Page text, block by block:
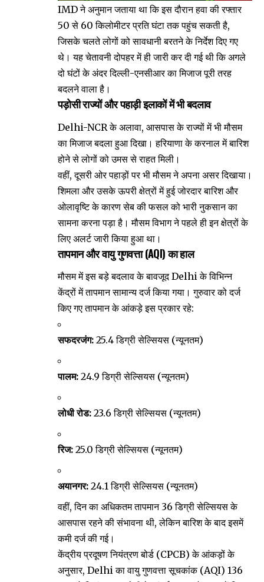
IMD ने अनुमान जताया था कि इस दौरान हवा की रफ्तार
50 से 60 किलोमीटर प्रति घंटा तक पहुंच सकती है,
जिसके चलते लोगों को सावधानी बरतने के निर्देश दिए गए
थे। यह चेतावनी दोपहर में ही जारी कर दी गई थी कि अगले
दो घंटों के अंदर दिल्ली-एनसीआर का मिजाज पूरी तरह
बदलने वाला है।
पड़ोसी राज्यों और पहाड़ी इलाकों में भी बदलाव
Delhi-NCR के अलावा, आसपास के राज्यों में भी मौसम
का मिजाज बदला हुआ दिखा। हरियाणा के करनाल में बारिश
होने से लोगों को उमस से राहत मिली।
वहीं, दूसरी ओर पहाड़ों पर भी मौसम ने अपना असर दिखाया।
शिमला और उसके ऊपरी क्षेत्रों में हुई जोरदार बारिश और
ओलावृष्टि के कारण सेब की फसल को भारी नुकसान का
सामना करना पड़ा है। मौसम विभाग ने पहले ही इन क्षेत्रों के
लिए अलर्ट जारी किया हुआ था।
तापमान और वायु गुणवत्ता (AQI) का हाल
मौसम में इस बड़े बदलाव के बावजूद Delhi के विभिन्न
केंद्रों में तापमान सामान्य दर्ज किया गया। गुरुवार को दर्ज
किए गए तापमान के आंकड़े इस प्रकार रहे:
सफदरजंग: 25.4 डिग्री सेल्सियस (न्यूनतम)
पालम: 24.9 डिग्री सेल्सियस (न्यूनतम)
लोधी रोड: 23.6 डिग्री सेल्सियस (न्यूनतम)
रिज: 25.0 डिग्री सेल्सियस (न्यूनतम)
अयानगर: 24.1 डिग्री सेल्सियस (न्यूनतम)
वहीं, दिन का अधिकतम तापमान 36 डिग्री सेल्सियस के
आसपास रहने की संभावना थी, लेकिन बारिश के बाद इसमें
कमी दर्ज की गई।
केंद्रीय प्रदूषण नियंत्रण बोर्ड (CPCB) के आंकड़ों के
अनुसार, Delhi का वायु गुणवत्ता सूचकांक (AQI) 136